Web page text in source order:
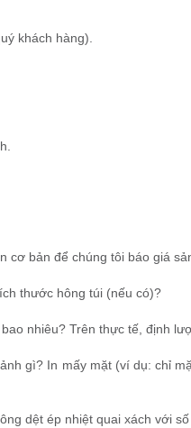
khách hàng).
cơ bản để chúng tôi báo giá
thước hông túi (nếu có)?
nhiêu? Trên thực tế, định
gì? In mấy mặt (ví dụ: chỉ
dệt ép nhiệt quai xách với